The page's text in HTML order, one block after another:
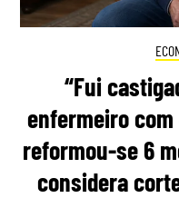
“Fui
enfermeiro
reformou-se 6
considera